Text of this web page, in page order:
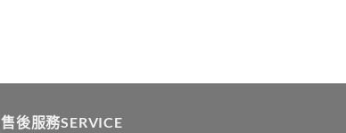
售後服務SERVICE